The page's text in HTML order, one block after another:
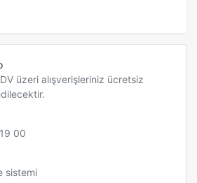
üzeri alışverişleriniz ücretsiz
00
sistemi